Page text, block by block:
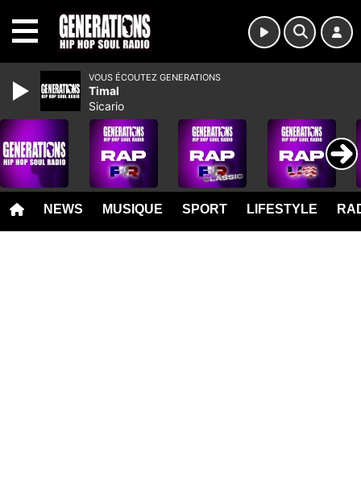
NEWS MUSIQUE SPORT LIFESTYLE
VOUS ÉCOUTEZ GENERATIONS
Timal
Sicario